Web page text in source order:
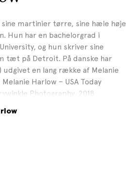
martinier tørre, sine hæle høje
Hun har en bachelorgrad i
og hun skriver sine
tæt på Detroit. På danske har
udgivet en lang række af Melanie
Harlow – USA Today
Photography, 2018